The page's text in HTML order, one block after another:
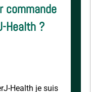
commande
Health ?
Health je suis